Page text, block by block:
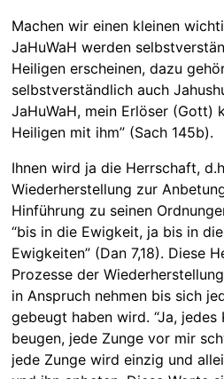
Machen wir einen kleinen
JaHuWaH werden
Heiligen erscheinen, dazu
selbstverständlich auch
JaHuWaH, mein Erlöser (Gott)
Heiligen mit ihm” (Sach 145b).
Ihnen wird ja die Herrschaft,
Wiederherstellung zur
Hinführung zu seinen
“bis in die Ewigkeit, ja bis in
Ewigkeiten” (Dan 7,18). Diese
Prozesse der
in Anspruch nehmen bis sich
gebeugt haben wird. “Ja,
beugen, jede Zunge vor mir
jede Zunge wird einzig und